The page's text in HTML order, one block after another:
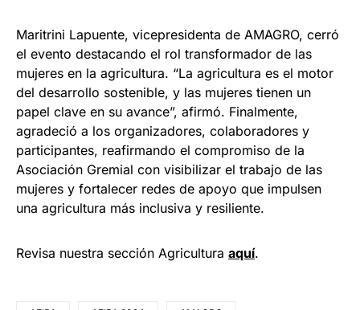
Maritrini Lapuente, vicepresidenta de AMAGRO, cerró
el evento destacando el rol transformador de las
mujeres en la agricultura. “La agricultura es el motor
del desarrollo sostenible, y las mujeres tienen un
papel clave en su avance”, afirmó. Finalmente,
agradeció a los organizadores, colaboradores y
participantes, reafirmando el compromiso de la
Asociación Gremial con visibilizar el trabajo de las
mujeres y fortalecer redes de apoyo que impulsen
una agricultura más inclusiva y resiliente.
Revisa nuestra sección Agricultura aquí.